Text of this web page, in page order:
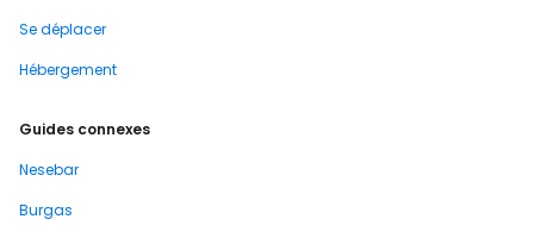
Se déplacer
Hébergement
Guides connexes
Nesebar
Burgas